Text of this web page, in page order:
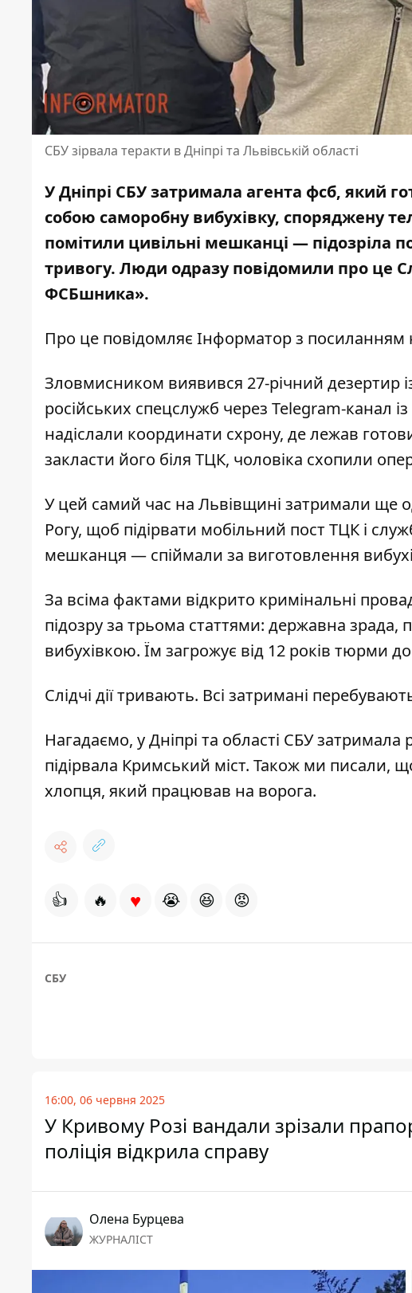
СБУ зірвала теракти в Дніпрі та Львівській області
У Дніпрі СБУ затримала агента фсб, який
собою саморобну вибухівку, споряджену
помітили цивільні мешканці — підозріла
тривогу. Люди одразу повідомили про це
ФСБшника».
Про це повідомляє Інформатор з посиланням
Зловмисником виявився 27-річний дезертир
російських спецслужб через Telegram-канал
надіслали координати схрону, де лежав
закласти його біля ТЦК, чоловіка схопили
У цей самий час на Львівщині затримали ще
Рогу, щоб підірвати мобільний пост ТЦК і
мешканця — спіймали за виготовлення
За всіма фактами відкрито кримінальні
підозру за трьома статтями: державна зрада,
вибухівкою. Їм загрожує від 12 років тюрми
Слідчі дії тривають. Всі затримані
Нагадаємо, у Дніпрі та області СБУ затримала
підірвала Кримський міст. Також ми писали,
хлопця, який працював на ворога.
👍 🔥 ♥ 😭 😆 😡
СБУ
16:00, 06 червня 2025
У Кривому Розі вандали зрізали
поліція відкрила справу
Олена Бурцева
ЖУРНАЛІСТ